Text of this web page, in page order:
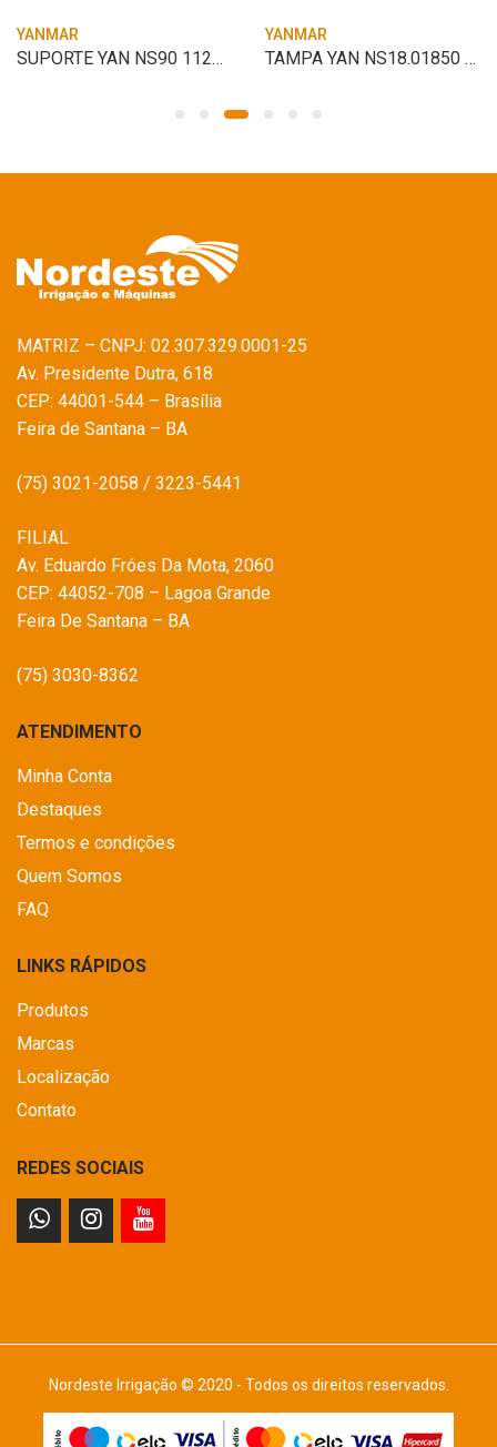
YANMAR
SUPORTE YAN NS90 11260 BALANCIM
YANMAR
TAMPA YAN NS18.01850 SUPERIOR ORIGINAL
MATRIZ – CNPJ: 02.307.329.0001-25
Av. Presidente Dutra, 618
CEP: 44001-544 – Brasília
Feira de Santana – BA
(75) 3021-2058 / 3223-5441
FILIAL
Av. Eduardo Fróes Da Mota, 2060
CEP: 44052-708 – Lagoa Grande
Feira De Santana – BA
(75) 3030-8362
ATENDIMENTO
Minha Conta
Destaques
Termos e condições
Quem Somos
FAQ
LINKS RÁPIDOS
Produtos
Marcas
Localização
Contato
REDES SOCIAIS
Nordeste Irrigação © 2020 - Todos os direitos reservados.